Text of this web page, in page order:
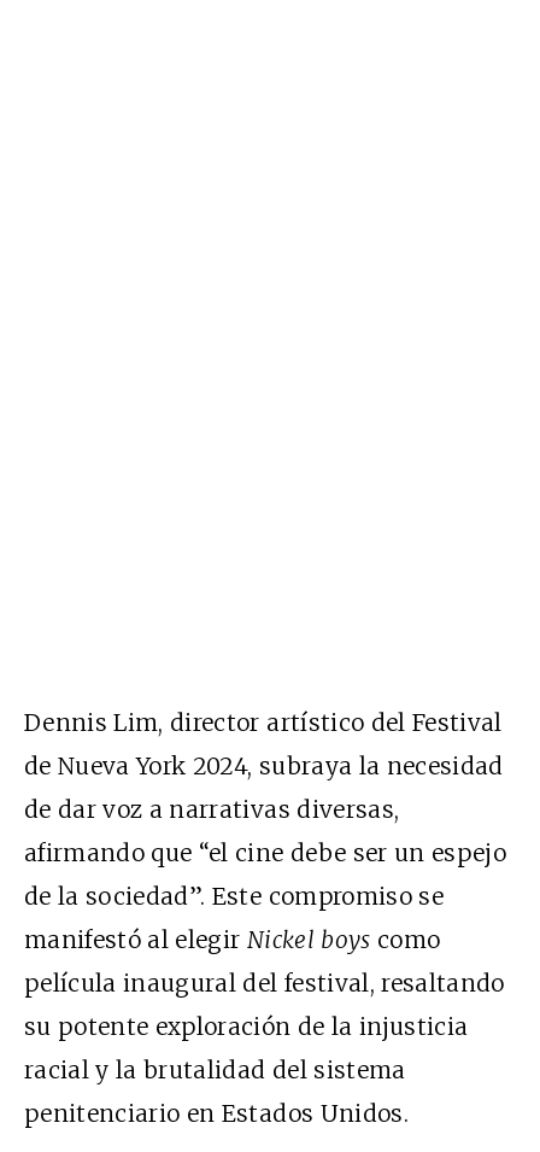
Dennis Lim, director artístico del Festival
de Nueva York 2024, subraya la necesidad
de dar voz a narrativas diversas,
afirmando que “el cine debe ser un espejo
de la sociedad”. Este compromiso se
manifestó al elegir Nickel boys como
película inaugural del festival, resaltando
su potente exploración de la injusticia
racial y la brutalidad del sistema
penitenciario en Estados Unidos.